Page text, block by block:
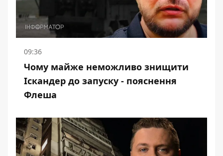
09:36
Чому майже неможливо знищити
Іскандер до запуску - пояснення
Флеша